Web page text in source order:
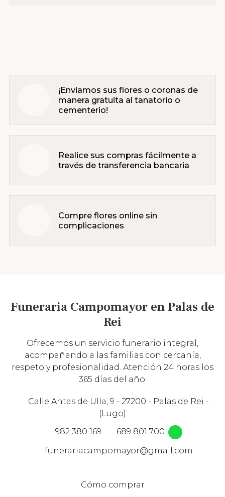
¡Enviamos sus flores o coronas de
manera gratuita al tanatorio o
cementerio!
Realice sus compras fácilmente a
través de transferencia bancaria
Compre flores online sin
complicaciones
Funeraria Campomayor en Palas de
Rei
Ofrecemos un servicio funerario integral,
acompañando a las familias con cercanía,
respeto y profesionalidad. Atención 24 horas los
365 días del año.
Calle Antas de Ulla, 9 - 27200 - Palas de Rei -
(Lugo)
982 380 169
-
689 801 700
funerariacampomayor@gmail.com
Cómo comprar